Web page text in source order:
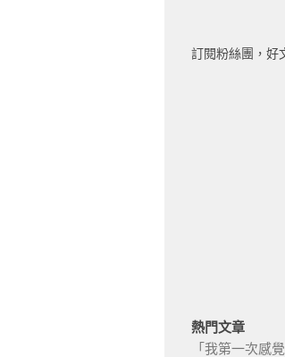
訂閱粉絲團，好
熱門文章
「我第一次感